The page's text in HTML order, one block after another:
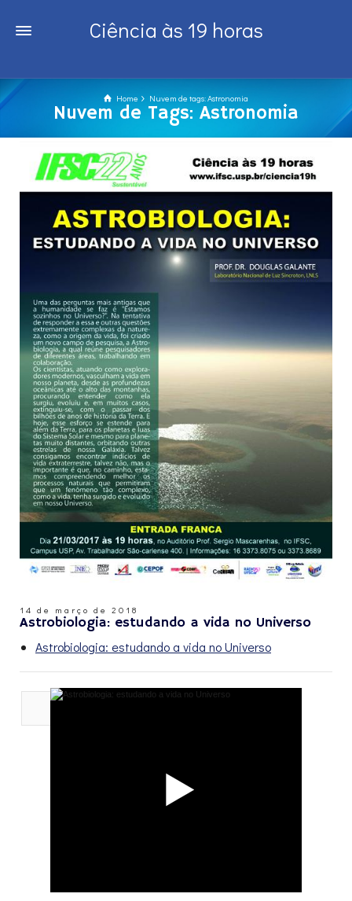
Ciência às 19 horas
Home Nuvem de tags: Astronomia
Nuvem de Tags: Astronomia
14 de março de 2018
Astrobiologia: estudando a vida no Universo
Astrobiologia: estudando a vida no Universo